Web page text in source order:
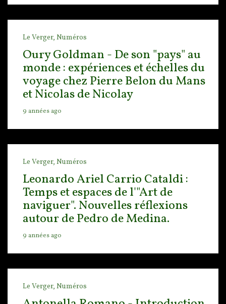
Le Verger, Numéros
Oury Goldman - De son "pays" au
monde : expériences et échelles du
voyage chez Pierre Belon du Mans
et Nicolas de Nicolay
9 années ago
Le Verger, Numéros
Leonardo Ariel Carrio Cataldi :
Temps et espaces de l'"Art de
naviguer". Nouvelles réflexions
autour de Pedro de Medina.
9 années ago
Le Verger, Numéros